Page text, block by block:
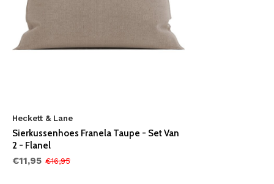
Heckett & Lane
Sierkussenhoes Franela Taupe - Set Van
2 - Flanel
€11,95 €16,95